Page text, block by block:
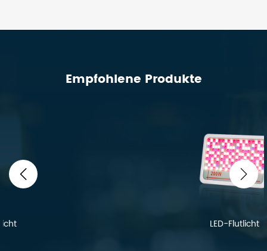
Empfohlene Produkte